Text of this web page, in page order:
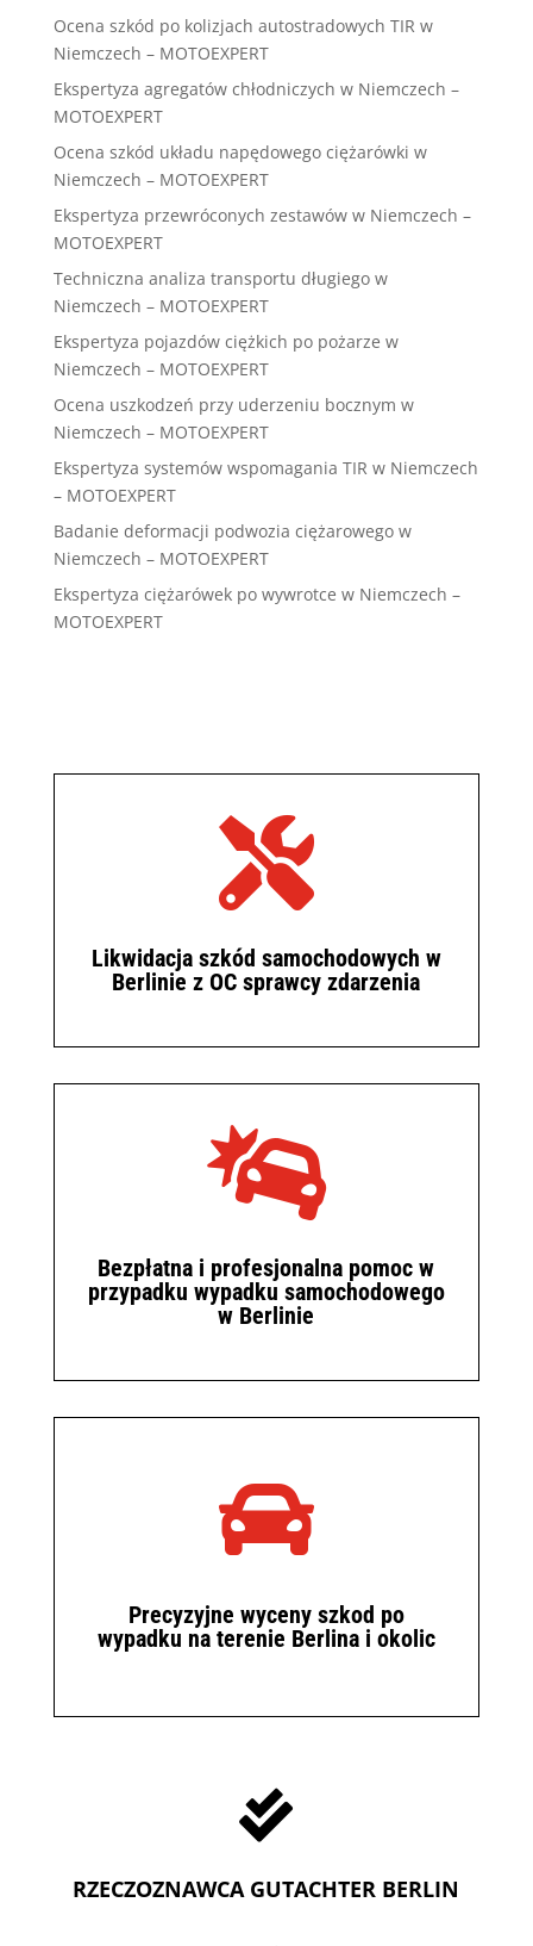
Ocena szkód po kolizjach autostradowych TIR w
Niemczech – MOTOEXPERT
Ekspertyza agregatów chłodniczych w Niemczech –
MOTOEXPERT
Ocena szkód układu napędowego ciężarówki w
Niemczech – MOTOEXPERT
Ekspertyza przewróconych zestawów w Niemczech –
MOTOEXPERT
Techniczna analiza transportu długiego w
Niemczech – MOTOEXPERT
Ekspertyza pojazdów ciężkich po pożarze w
Niemczech – MOTOEXPERT
Ocena uszkodzeń przy uderzeniu bocznym w
Niemczech – MOTOEXPERT
Ekspertyza systemów wspomagania TIR w Niemczech
– MOTOEXPERT
Badanie deformacji podwozia ciężarowego w
Niemczech – MOTOEXPERT
Ekspertyza ciężarówek po wywrotce w Niemczech –
MOTOEXPERT

Likwidacja szkód samochodowych w
Berlinie z OC sprawcy zdarzenia

Bezpłatna i profesjonalna pomoc w
przypadku wypadku samochodowego
w Berlinie

Precyzyjne wyceny szkod po
wypadku na terenie Berlina i okolic

RZECZOZNAWCA GUTACHTER BERLIN